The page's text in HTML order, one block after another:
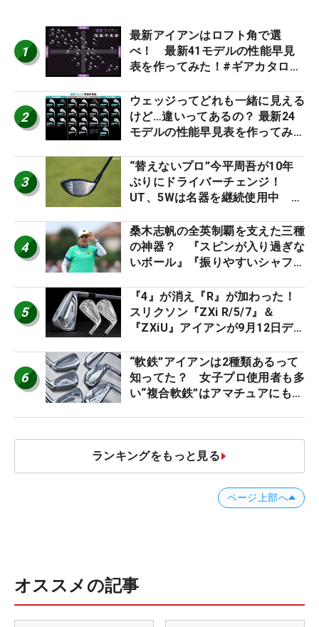
1
最新アイアンはロフト角で選
べ！ 最新41モデルの性能早見
表を作ってみた！#ギアカタログ
2
ウェッジってどれも一緒に見える
けど…違いってあるの？ 最新24
モデルの性能早見表を作ってみ
3
“替えないプロ”今平周吾が10年
ぶりにドライバーチェンジ！
UT、5Wは名器を継続使用中 #
4
桑木志帆の全英制覇を支えた三種
の神器？ 『スピンが入り過ぎな
いボール』『振りやすいシャフ
ー』 #女子プロセッティング
5
『4』が消え『R』が加わった！
スリクソン『ZXi R/5/7』＆
『ZXiU』アイアンが9月12日デ
6
“軟鉄”アイアンは2種類あるって
知ってた？ 女子プロ使用者も多
い“複合軟鉄”はアマチュアにもオ
ランキングをもっと見る
ページ上部へ
オススメの記事